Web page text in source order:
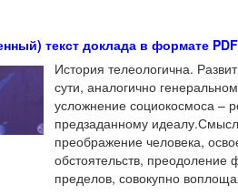
текст доклада в формате PDF
История телеологична.
сути, аналогично
усложнение социокосмоса –
предзаданному
преображение человека,
обстоятельств, преодоление
пределов, совокупно